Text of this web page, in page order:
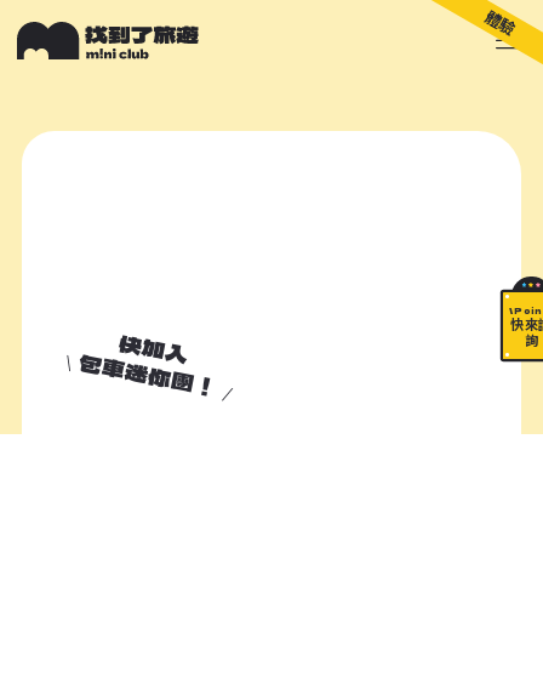
\
快來
詢
體驗
快加入
包車迷你團！